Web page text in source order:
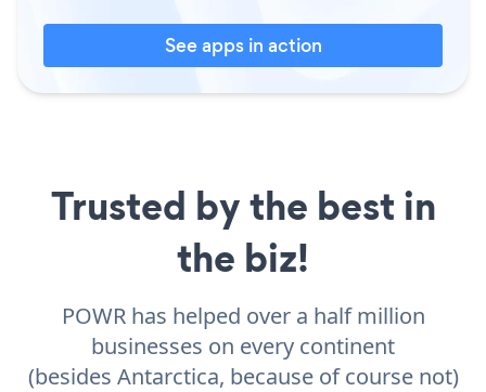
See apps in action
Trusted by the best in
the biz!
POWR has helped over a half million
businesses on every continent
(besides Antarctica, because of course not)